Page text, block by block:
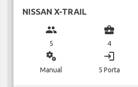
NISSAN X-TRAIL
group
5
business_center
4
miscellaneous_services
Manual
login
5 Porta